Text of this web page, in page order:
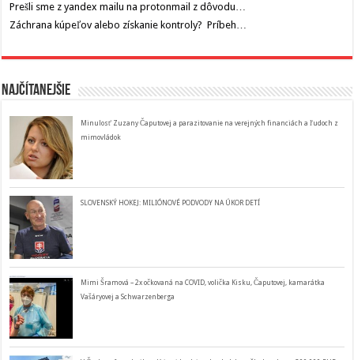
Prešli sme z yandex mailu na protonmail z dôvodu…
Záchrana kúpeľov alebo získanie kontroly? Príbeh…
Najčítanejšie
Minulosť Zuzany Čaputovej a parazitovanie na verejných financiách a ľudoch z
mimovládok
SLOVENSKÝ HOKEJ: MILIÓNOVÉ PODVODY NA ÚKOR DETÍ
Mimi Šramová – 2x očkovaná na COVID, volička Kisku, Čaputovej, kamarátka
Vašáryovej a Schwarzenberga